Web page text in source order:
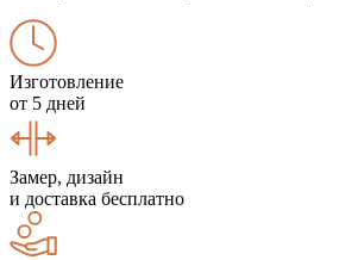
Изготовление
от 5 дней
Замер, дизайн
и доставка бесплатно